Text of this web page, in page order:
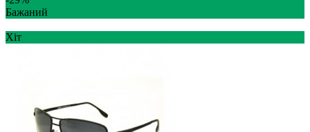
Бажаний
Хіт